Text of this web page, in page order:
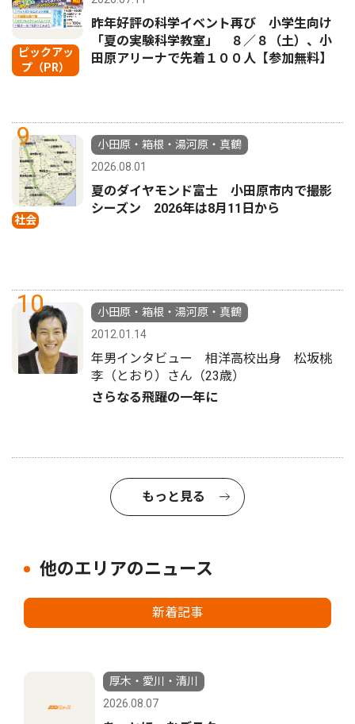
ピックアッ
プ（PR）
昨年好評の科学イベント再び 小学生向け
「夏の実験科学教室」 ８／８（土）、小
田原アリーナで先着１００人【参加無料】
9
社会
小田原・箱根・湯河原・真鶴
2026.08.01
夏のダイヤモンド富士 小田原市内で撮影
シーズン 2026年は8月11日から
10
小田原・箱根・湯河原・真鶴
2012.01.14
年男インタビュー 相洋高校出身 松坂桃
李（とおり）さん（23歳）
さらなる飛躍の一年に
もっと見る
他のエリアのニュース
新着記事
厚木・愛川・清川
2026.08.07